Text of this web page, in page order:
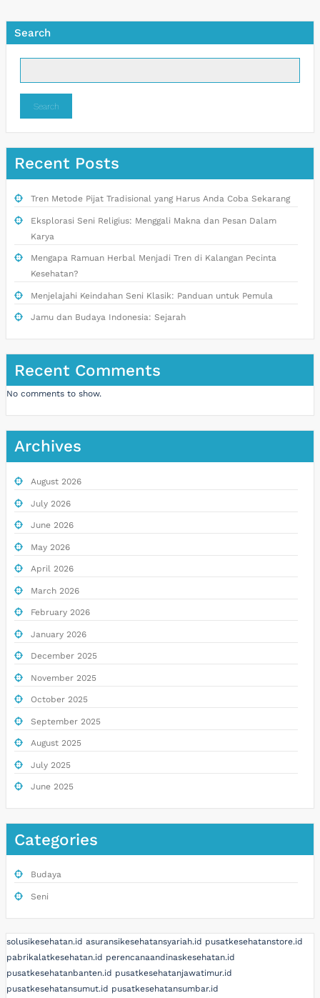
Search
Search
Recent Posts
Tren Metode Pijat Tradisional yang Harus Anda Coba Sekarang
Eksplorasi Seni Religius: Menggali Makna dan Pesan Dalam
Karya
Mengapa Ramuan Herbal Menjadi Tren di Kalangan Pecinta
Kesehatan?
Menjelajahi Keindahan Seni Klasik: Panduan untuk Pemula
Jamu dan Budaya Indonesia: Sejarah
Recent Comments
No comments to show.
Archives
August 2026
July 2026
June 2026
May 2026
April 2026
March 2026
February 2026
January 2026
December 2025
November 2025
October 2025
September 2025
August 2025
July 2025
June 2025
Categories
Budaya
Seni
solusikesehatan.id asuransikesehatansyariah.id pusatkesehatanstore.id
pabrikalatkesehatan.id perencanaandinaskesehatan.id
pusatkesehatanbanten.id pusatkesehatanjawatimur.id
pusatkesehatansumut.id pusatkesehatansumbar.id